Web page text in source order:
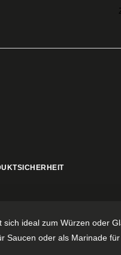
ideal zum Würzen oder
Saucen oder als Marinade